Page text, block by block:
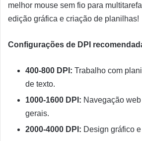
melhor mouse sem fio para
edição gráfica e criação de planilhas!
Configurações de DPI
400-800 DPI: Trabalho com
de texto.
1000-1600 DPI: Navegação
gerais.
2000-4000 DPI: Design gráfico